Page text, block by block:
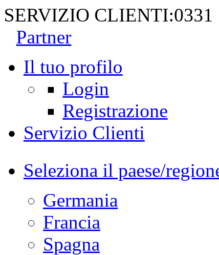
SERVIZIO CLIENTI:0331
Partner
Il tuo profilo
Login
Registrazione
Servizio Clienti
Seleziona il paese/
Germania
Francia
Spagna